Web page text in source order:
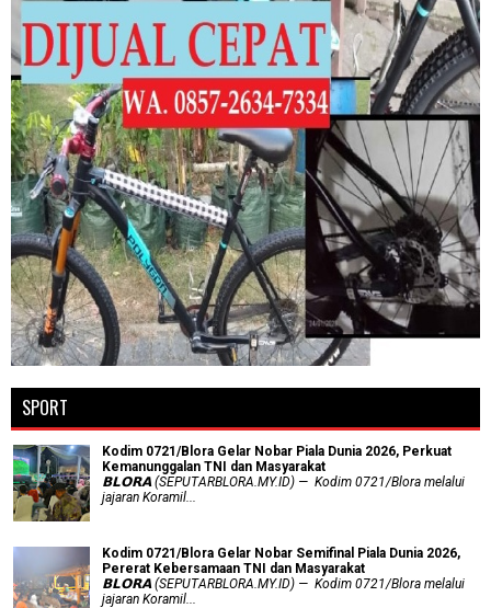
SPORT
Kodim 0721/Blora Gelar Nobar Piala Dunia 2026, Perkuat
Kemanunggalan TNI dan Masyarakat
𝗕𝗟𝗢𝗥𝗔 (SEPUTARBLORA.MY.ID) — Kodim 0721/Blora melalui
jajaran Koramil...
Kodim 0721/Blora Gelar Nobar Semifinal Piala Dunia 2026,
Pererat Kebersamaan TNI dan Masyarakat
𝗕𝗟𝗢𝗥𝗔 (SEPUTARBLORA.MY.ID) — Kodim 0721/Blora melalui
jajaran Koramil...